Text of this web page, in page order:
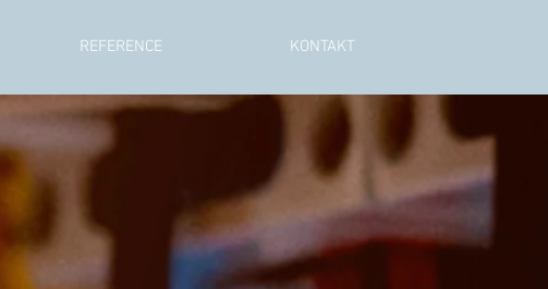
REFERENCE KONTAKT